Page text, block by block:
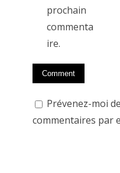
prochain
commenta
ire.
Prévenez-moi
commentaires par